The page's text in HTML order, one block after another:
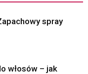
spray
włosów – jak